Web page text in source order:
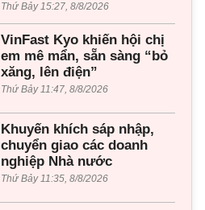
Thứ Bảy 15:27, 8/8/2026
VinFast Kyo khiến hội chị
em mê mẩn, sẵn sàng “bỏ
xăng, lên điện”
Thứ Bảy 11:47, 8/8/2026
Khuyến khích sáp nhập,
chuyển giao các doanh
nghiệp Nhà nước
Thứ Bảy 11:35, 8/8/2026